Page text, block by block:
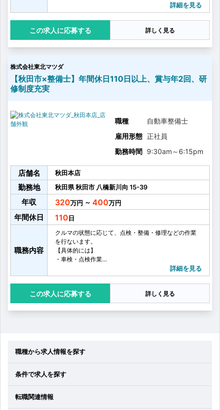
・一般整備、部品、用品取り付け
・工場の整理整頓清掃
詳細を見る
応募する 詳しく見る
株式会社東北マツダ
【秋田市×整備士】年間休日110日以上、賞与年2回、研
修制度充実
職種
自動車整備士
雇用形態 正社員
勤務時間 9:30am ～ 6:15pm
店舗名 秋田本店
勤務地 秋田県秋田市 八橋新川向 15-39
年収 320 ～ 400
年間休日 110
職務内容
クルマの状態に応じて、点検・整備・修理などの作業
を行ないます。
【具体的には】
・車検・点検作業
・一般整備、部品、用品取り付け
・工場の整理整頓清掃
詳細を見る
応募する 詳しく見る
職種から求人情報を探す
条件で求人を探す
転職関連情報